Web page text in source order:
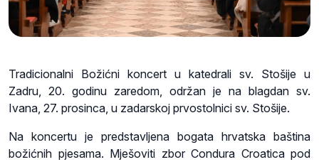
Tradicionalni Božićni koncert u katedrali sv. Stošije u
Zadru, 20. godinu zaredom, održan je na blagdan sv.
Ivana, 27. prosinca, u zadarskoj prvostolnici sv. Stošije.
Na koncertu je predstavljena bogata hrvatska baština
božićnih pjesama. Mješoviti zbor Condura Croatica pod